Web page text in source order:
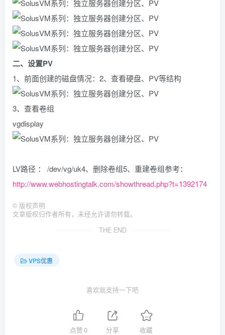
二、设置PV
1、前面创建的磁盘情况：2、查看硬盘、PV等结构
3、查看卷组
vgdisplay
LV路径 ： /dev/vg/uk4、删除卷组5、重建卷组参考：
http://www.webhostingtalk.com/showthread.php?t=1392174
© 版权声明
文章版权归作者所有，未经允许请勿转载。
THE END
VPS优惠
喜欢就支持一下吧
点赞0 分享 收藏